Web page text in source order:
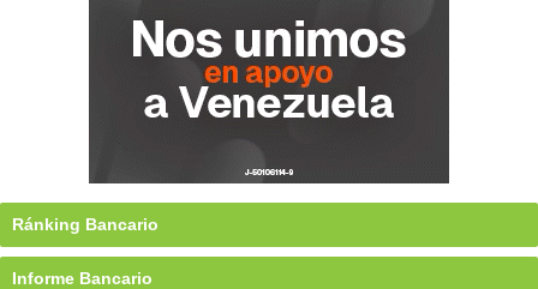
Ránking Bancario
Informe Bancario